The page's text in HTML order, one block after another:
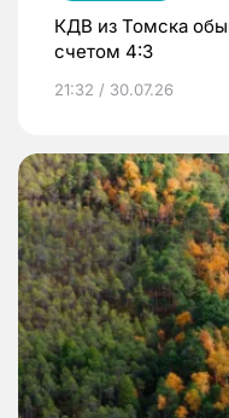
КДВ из Томска
счетом 4:3
21:32 / 30.07.26